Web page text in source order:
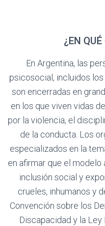
¿EN
En Argentina, las
psicosocial, incluidos
son encerradas en
en los que viven vidas
por la violencia, el
de la conducta. Los
especializados en la
en afirmar que el modelo
inclusión social y
crueles, inhumanos y
Convención sobre los
Discapacidad y la Ley